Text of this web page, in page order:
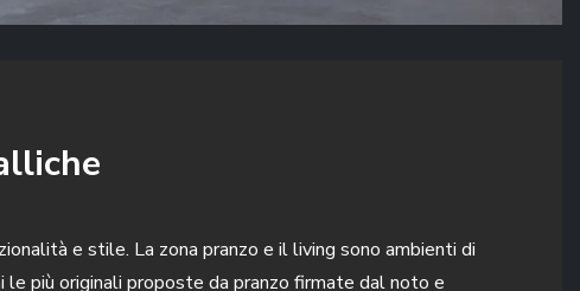
e stile. La zona pranzo e il living sono ambienti di
le più originali proposte da pranzo firmate dal noto e